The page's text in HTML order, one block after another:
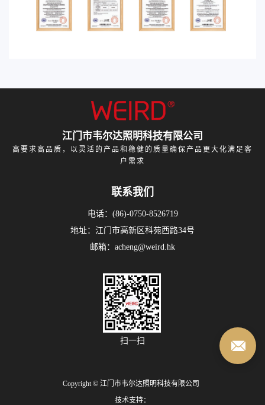
江门市韦尔达照明科技有限公司
高要求高品质，以灵活的产品和稳健的质量确保产品更大化满足客
户需求
联系我们
电话：(86)-0750-8526719
地址：江门市高新区科苑西路34号
邮箱：acheng@weird.hk
扫一扫
Copyright © 江门市韦尔达照明科技有限公司
技术支持：